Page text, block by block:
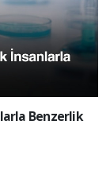
Benzerlik